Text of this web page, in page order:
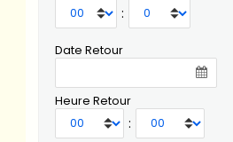
:
Date Retour
Heure Retour
: